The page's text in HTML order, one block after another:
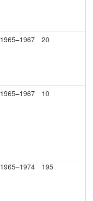
1965–1967 20
1965–1967 10
1965–1974 195